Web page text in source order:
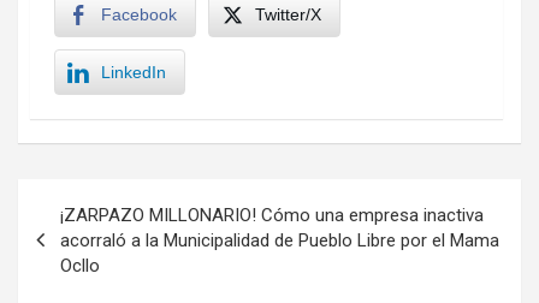
Facebook Twitter/X
LinkedIn
de
entradas
¡ZARPAZO MILLONARIO! Cómo una empresa inactiva
acorraló a la Municipalidad de Pueblo Libre por el Mama
Ocllo